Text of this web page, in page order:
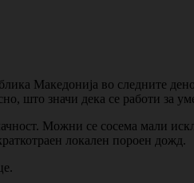
Македонија во следните
што значи дека се работи за
Можни се сосема мали
локален пороен дожд.